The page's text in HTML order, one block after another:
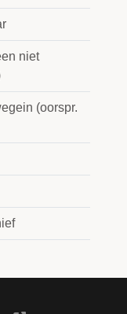
niet
(oorspr.